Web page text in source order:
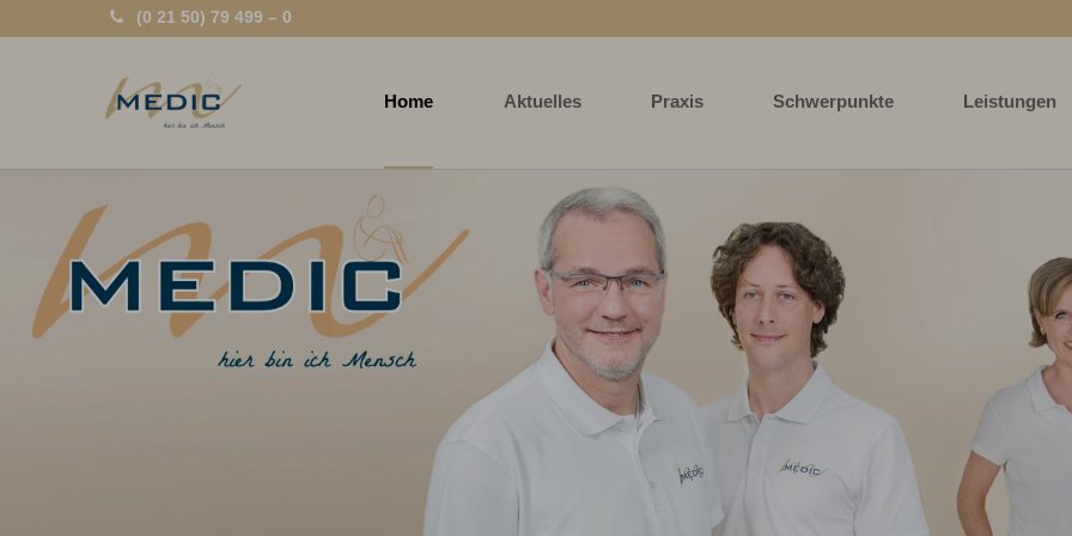
(0 21 50) 79 499 – 0
Home Aktuelles Praxis Schwerpunkte Leistungen